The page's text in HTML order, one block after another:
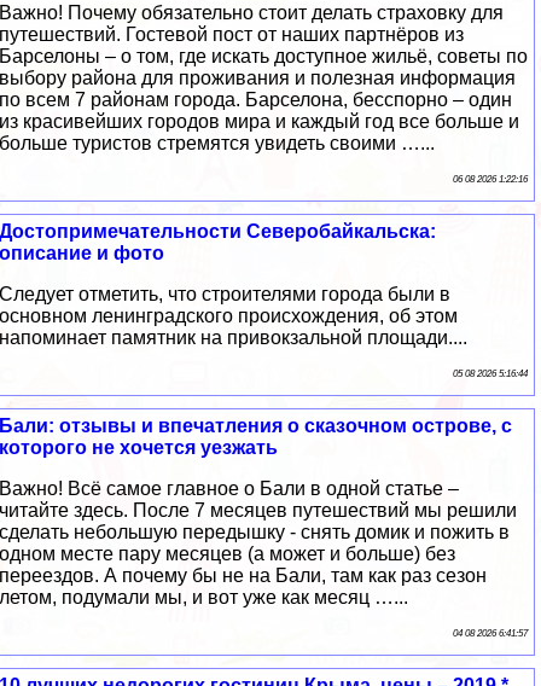
Важно! Почему обязательно стоит делать страховку для
путешествий. Гостевой пост от наших партнёров из
Барселоны – о том, где искать доступное жильё, советы по
выбору района для проживания и полезная информация
по всем 7 районам города. Барселона, бесспорно – один
из красивейших городов мира и каждый год все больше и
больше туристов стремятся увидеть своими …...
06 08 2026 1:22:16
Достопримечательности Северобайкальска:
описание и фото
Следует отметить, что строителями города были в
основном ленинградского происхождения, об этом
напоминает памятник на привокзальной площади....
05 08 2026 5:16:44
Бали: отзывы и впечатления о сказочном острове, с
которого не хочется уезжать
Важно! Всё самое главное о Бали в одной статье –
читайте здесь. После 7 месяцев путешествий мы решили
сделать небольшую передышку - снять домик и пожить в
одном месте пару месяцев (а может и больше) без
переездов. А почему бы не на Бали, там как раз сезон
летом, подумали мы, и вот уже как месяц …...
04 08 2026 6:41:57